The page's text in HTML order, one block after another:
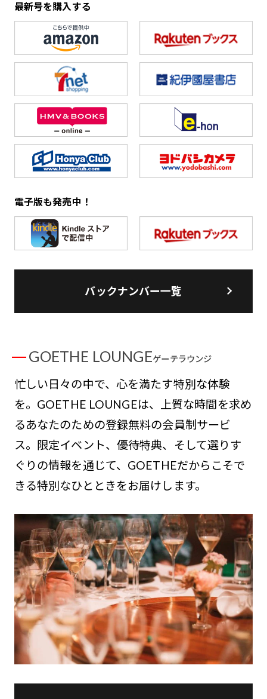
最新号を購入する
電子版も発売中！
バックナンバー一覧
GOETHE LOUNGEゲーテラウンジ
忙しい日々の中で、心を満たす特別な体験
を。GOETHE LOUNGEは、上質な時間を求め
るあなたのための登録無料の会員制サービ
ス。限定イベント、優待特典、そして選りす
ぐりの情報を通じて、GOETHEだからこそで
きる特別なひとときをお届けします。